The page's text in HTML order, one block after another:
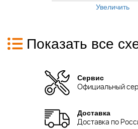
Увеличить
Показать все
Сервис
Официальный
Доставка
Доставка по